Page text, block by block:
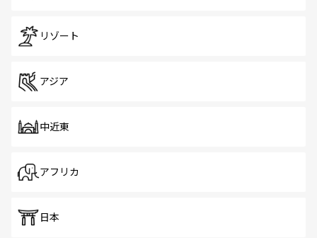
リゾート
アジア
中近東
アフリカ
日本